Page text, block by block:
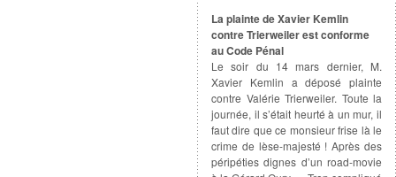
La plainte de Xavier Kemlin
contre Trierweiler est conforme
au Code Pénal
Le soir du 14 mars dernier, M.
Xavier Kemlin a déposé plainte
contre Valérie Trierweiler. Toute la
journée, il s’était heurté à un mur, il
faut dire que ce monsieur frise là le
crime de lèse-majesté ! Après des
péripéties dignes d’un road-movie